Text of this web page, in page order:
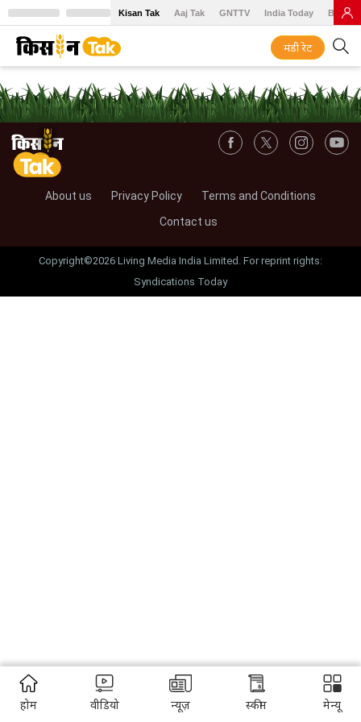
Kisan Tak Aaj Tak GNTTV India Today BT
मंडी रेट
About us Privacy Policy
Terms and Conditions
Contact us
Copyright©2026 Living Media India Limited. For reprint rights:
Syndications Today
होम वीडियो न्यूज़ स्कीम मेन्यू